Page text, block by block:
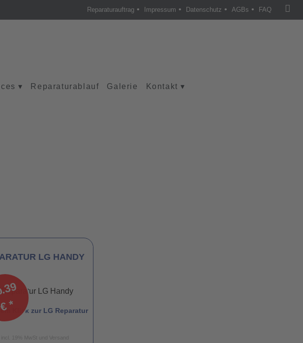
Reparaturauftrag • Impressum • Datenschutz • AGBs • FAQ
▾ Reparaturablauf Galerie Kontakt ▾
LG HANDY
*Klick zur LG Reparatur
* incl. 19% MwSt und Versand